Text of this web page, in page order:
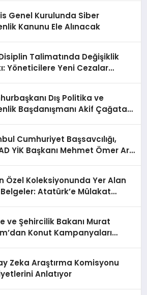
Genel Kurulunda Siber
Kanunu Ele Alınacak
Disiplin Talimatında Değişiklik
Yöneticilere Yeni Cezalar
Dış Politika ve
Başdanışmanı Akif Çağatay
Cumhuriyet Başsavcılığı,
YİK Başkanı Mehmet Ömer Arif
Özel Koleksiyonunda Yer Alan
Atatürk’e Mülakat
ve Şehircilik Bakanı Murat
Konut Kampanyaları
Zeka Araştırma Komisyonu
Anlatıyor